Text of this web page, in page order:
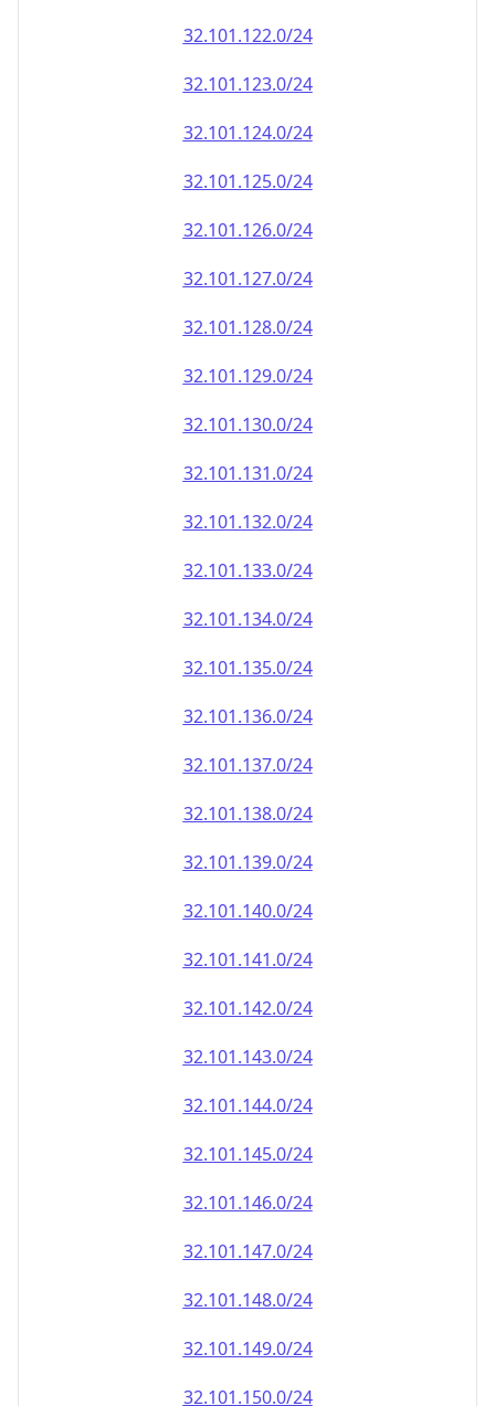
32.101.122.0/24
32.101.123.0/24
32.101.124.0/24
32.101.125.0/24
32.101.126.0/24
32.101.127.0/24
32.101.128.0/24
32.101.129.0/24
32.101.130.0/24
32.101.131.0/24
32.101.132.0/24
32.101.133.0/24
32.101.134.0/24
32.101.135.0/24
32.101.136.0/24
32.101.137.0/24
32.101.138.0/24
32.101.139.0/24
32.101.140.0/24
32.101.141.0/24
32.101.142.0/24
32.101.143.0/24
32.101.144.0/24
32.101.145.0/24
32.101.146.0/24
32.101.147.0/24
32.101.148.0/24
32.101.149.0/24
32.101.150.0/24